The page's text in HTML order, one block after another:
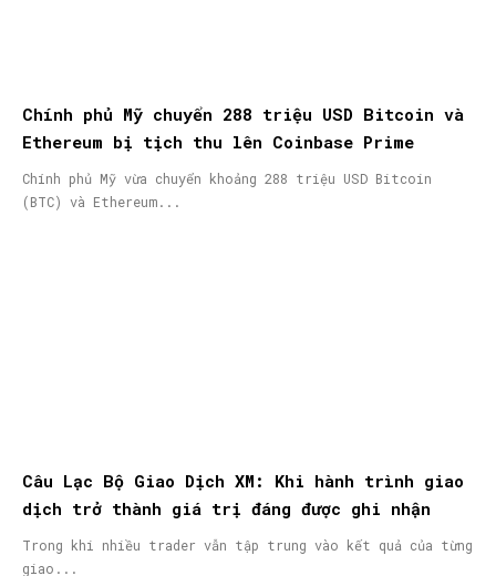
Chính phủ Mỹ chuyển 288 triệu USD Bitcoin và
Ethereum bị tịch thu lên Coinbase Prime
Chính phủ Mỹ vừa chuyển khoảng 288 triệu USD Bitcoin
(BTC) và Ethereum...
Câu Lạc Bộ Giao Dịch XM: Khi hành trình giao
dịch trở thành giá trị đáng được ghi nhận
Trong khi nhiều trader vẫn tập trung vào kết quả của từng
giao...